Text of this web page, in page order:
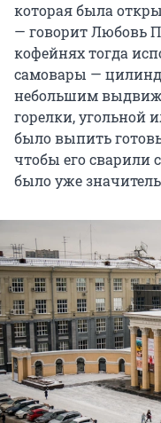
которая была
— говорит Любовь
кофейнях тогда
самовары —
небольшим
горелки, угольной
было выпить
чтобы его сварили
было уже